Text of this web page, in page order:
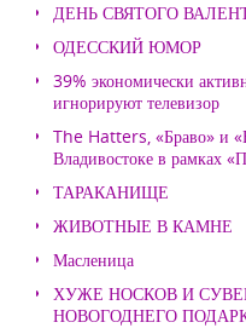
ДЕНЬ СВЯТОГО
ОДЕССКИЙ ЮМОР
39% экономически
игнорируют телевизор
The Hatters, «Браво» и
Владивостоке в рамках
ТАРАКАНИЩЕ
ЖИВОТНЫЕ В КАМНЕ
Масленица
ХУЖЕ НОСКОВ И
НОВОГОДНЕГО